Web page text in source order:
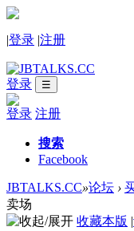
|登录 |注册
登录 ☰
登录 注册
搜索
Facebook
JBTALKS.CC»论坛 ›
卖场
收藏本版 |